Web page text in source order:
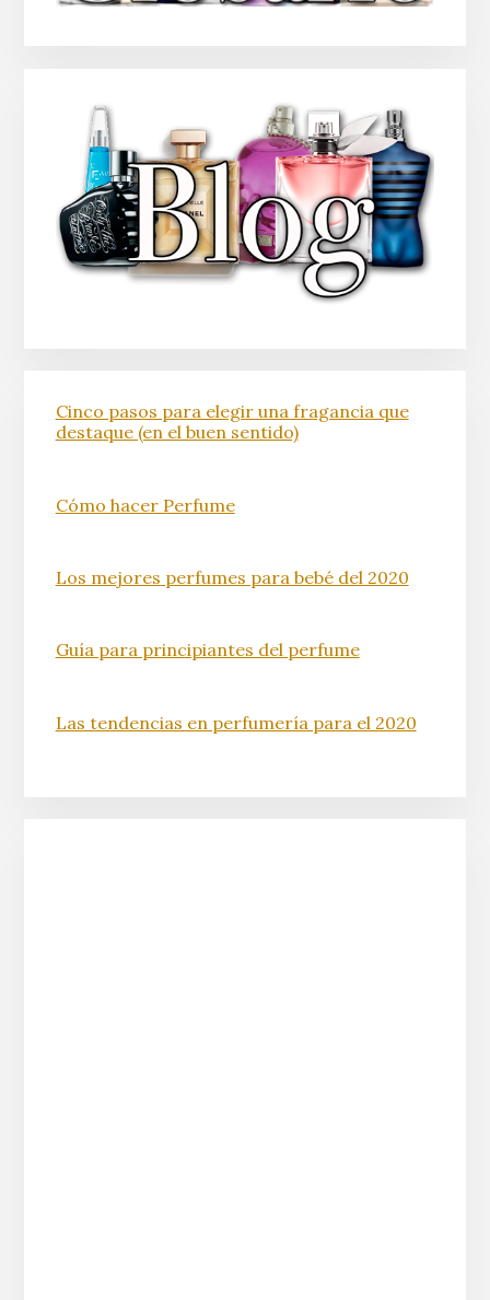
Cinco pasos para elegir una fragancia que
destaque (en el buen sentido)
Cómo hacer Perfume
Los mejores perfumes para bebé del 2020
Guía para principiantes del perfume
Las tendencias en perfumería para el 2020